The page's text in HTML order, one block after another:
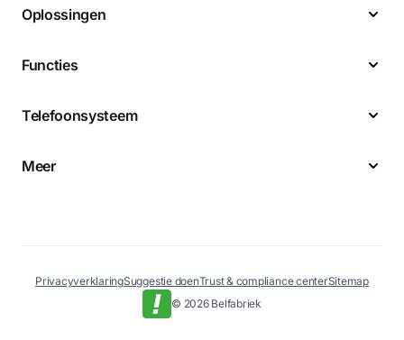
Oplossingen
Functies
Telefoonsysteem
Meer
© 2026 Belfabriek
PrivacyverklaringSuggestie doenTrust & compliance centerSitemap